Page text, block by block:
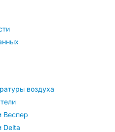
воздуха
Веспер
Delta